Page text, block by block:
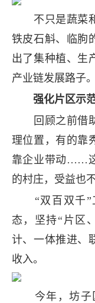
不只是蔬菜和
铁皮石斛、临朐
出了集种植、生
产业链发展路子。
强化片区示
回顾之前借助
理位置，有的靠
靠企业带动……
的村庄，受益也
“双百双千”
态，坚持“片区
计、一体推进、
收入。
今年，坊子